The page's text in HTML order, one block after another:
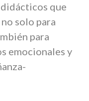
que
solo para
para
emocionales y